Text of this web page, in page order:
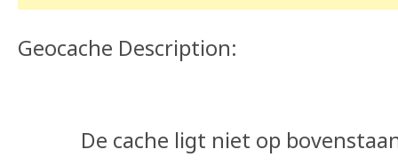
Geocache Description:
De cache ligt niet op